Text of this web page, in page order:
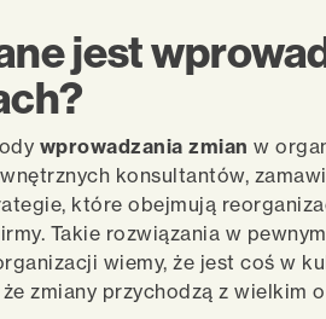
jest
wprowadzania zmian w
konsultantów,
które obejmują
Takie rozwiązania w
wiemy, że jest coś w
zmiany przychodzą z wielkim